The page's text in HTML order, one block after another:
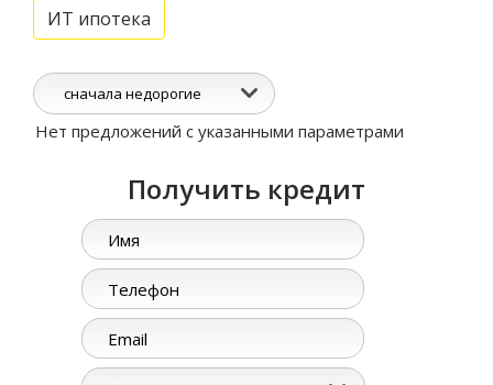
ИТ ипотека
сначала недорогие
Нет предложений с указанными параметрами
Получить кредит